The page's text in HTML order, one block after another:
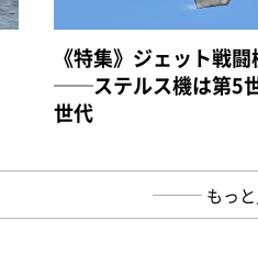
《特集》ジェット戦
──ステルス機は第5
世代
もっ